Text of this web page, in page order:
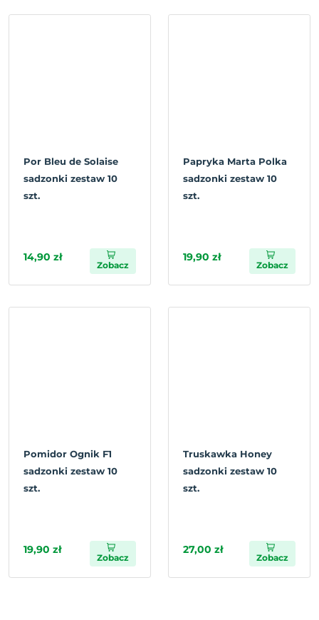
Por Bleu de Solaise
sadzonki zestaw 10
szt.
14,90 zł
Zobacz
Papryka Marta Polka
sadzonki zestaw 10
szt.
19,90 zł
Zobacz
Pomidor Ognik F1
sadzonki zestaw 10
szt.
19,90 zł
Zobacz
Truskawka Honey
sadzonki zestaw 10
szt.
27,00 zł
Zobacz